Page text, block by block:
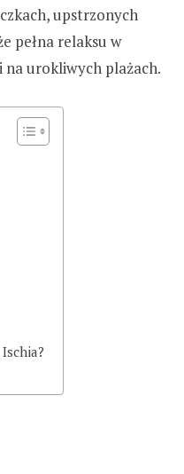
upstrzonych
pełna relaksu w
na urokliwych plażach.